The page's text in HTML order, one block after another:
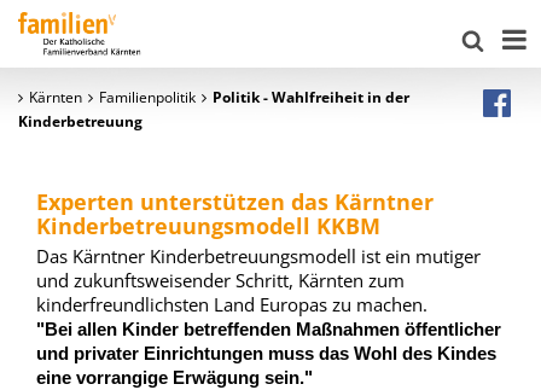
Kärnten Familienpolitik
Politik - Wahlfreiheit in der
Kinderbetreuung
Experten unterstützen das Kärntner
Kinderbetreuungsmodell KKBM
Das Kärntner Kinderbetreuungsmodell ist ein mutiger
und zukunftsweisender Schritt, Kärnten zum
kinderfreundlichsten Land Europas zu machen.
"Bei allen Kinder betreffenden Maßnahmen öffentlicher
und privater Einrichtungen muss das Wohl des Kindes
eine vorrangige Erwägung sein."